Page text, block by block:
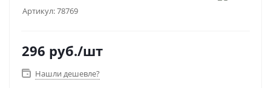
Артикул:78769
296 руб./шт
Нашли дешевле?